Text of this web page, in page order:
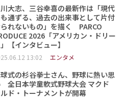
大志、三谷幸喜の最新作は「現代
通ずる、過去の出来事として片付
れないもの」を描く PARCO
2026「アメリカン・ドリー
【インタビュー】
13:02 エンタメ
式の杉谷拳士さん、野球に熱い思
全日本学童軟式野球大会 マクド
ド・トーナメントが開幕